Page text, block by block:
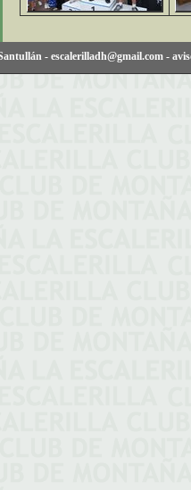
- escalerilladh@gmail.com -